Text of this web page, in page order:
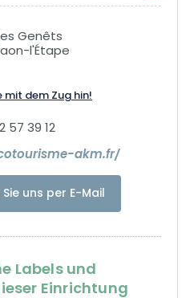
Genêts
l'Étape
mit dem Zug hin!
57 39 12
akm.fr/
uns per E-Mail
Labels und
Einrichtung